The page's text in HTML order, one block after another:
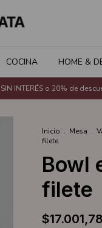
COCINA HOME &
INTERÉS o 20% de
Inicio . Mesa .
filete
Bowl
filete
$17.001,78